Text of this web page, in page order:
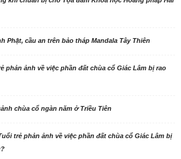
Phật, cầu an trên bảo tháp Mandala Tây Thiên
phản ảnh về việc phần đất chùa cổ Giác Lâm bị rao
chùa cổ ngàn năm ở Triều Tiên
trẻ phản ảnh về việc phần đất chùa cổ Giác Lâm bị